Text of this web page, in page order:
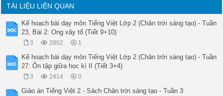
2.Hình thức dạy học:Cá nhân, nhóm, lớp
IV.HOẠT ĐỘNG DẠY HỌC:
Tiết 3: VIẾT CHỮ HOA: U,Ư
TG
Hoạt động của giáo viên
Hoạt động của học sinh
10’
Hoạt động 1: Luyện viết chữ hoa U, Ư
Mục tiêu: Giúp học sinh viết đúng chữ U hoa
Phương pháp, hình thức tổ chức: Quan sát, viết mẫu, thực
Cách tiến hành:
TÀI LIỆU LIÊN QUAN
Kế hoạch bài dạy môn Tiếng Việt Lớp 2 (Chân trời sáng tạo) - Tuần
23, Bài 2: Ong xây tổ (Tiết 9+10)
3 2802 1
Kế hoạch bài dạy môn Tiếng Việt Lớp 2 (Chân trời sáng tạo) - Tuần
27: Ôn tập giữa học kì II (Tiết 3+4)
3 2414 0
Giáo án Tiếng Việt 2 - Sách Chân trời sáng tạo - Tuần 3